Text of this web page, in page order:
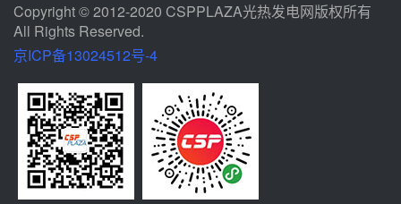
Copyright © 2012-2020 CSPPLAZA光热发电网版权所有
All Rights Reserved.
京ICP备13024512号-4